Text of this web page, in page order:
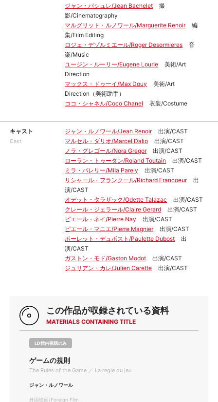
ジャン・バシュレ/Jean Bachelet
撮
影/Cinematography
マルグリット・ルノワール/Marguerite Renoir
編
集/Film Editing
ロジェ・デゾルミエール/Roger Desormieres
音
楽/Music
ユージン・ルーリー/Eugene Lourie
美術/Art
Direction
マックス・ドゥーイ/Max Douy
美術/Art
Direction（美術助手）
ココ・シャネル/Coco Chanel
衣装/Costume
キャスト
Cast
ジャン・ルノワール/Jean Renoir
出演/CAST
マルセル・ダリオ/Marcel Dalio
出演/CAST
ノラ・グレゴール/Nora Gregor
出演/CAST
ローラン・トゥータン/Roland Toutain
出演/CAST
ミラ・パレリー/Mila Parely
出演/CAST
リシャール・フランクール/Richard Francoeur
出
演/CAST
オデット・タラザック/Odette Talazac
出演/CAST
クレール・ジェラール/Claire Gerard
出演/CAST
ピエール・ネイ/Pierre Nay
出演/CAST
ピエール・マニエ/Pierre Magnier
出演/CAST
ポーレット・デュボスト/Paulette Dubost
出
演/CAST
ガストン・モド/Gaston Modot
出演/CAST
ジュリアン・カレ/Julien Carette
出演/CAST
この作品が収録されている資料
MATERIALS CONTAINING TITLE
LD館内視聴のみ
ゲームの規則
The Rules of the Game ／ La regle du jeu
ジャン・ルノワール
外国映画/Foreign Film